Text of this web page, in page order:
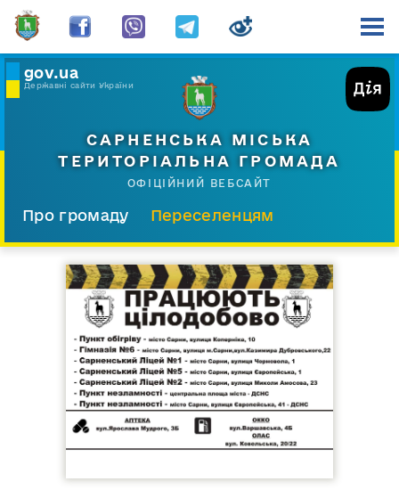
gov.ua
Державні сайти України
САРНЕНСЬКА МІСЬКА
ТЕРИТОРІАЛЬНА ГРОМАДА
ОФІЦІЙНИЙ ВЕБСАЙТ
Про громаду
Переселенцям
Прес-центр